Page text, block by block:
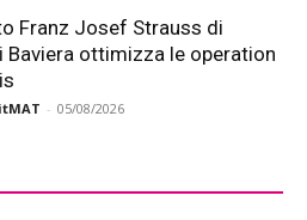
Franz Josef Strauss di
Baviera ottimizza le operation
- 05/08/2026